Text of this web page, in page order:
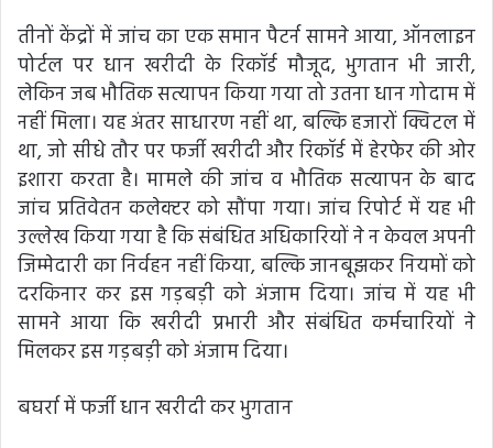
तीनों केंद्रों में जांच का एक समान पैटर्न सामने आया, ऑनलाइन
पोर्टल पर धान खरीदी के रिकॉर्ड मौजूद, भुगतान भी जारी,
लेकिन जब भौतिक सत्यापन किया गया तो उतना धान गोदाम में
नहीं मिला। यह अंतर साधारण नहीं था, बल्कि हजारों क्विटल में
था, जो सीधे तौर पर फर्जी खरीदी और रिकॉर्ड में हेरफेर की ओर
इशारा करता है। मामले की जांच व भौतिक सत्यापन के बाद
जांच प्रतिवेतन कलेक्टर को सौंपा गया। जांच रिपोर्ट में यह भी
उल्लेख किया गया है कि संबंधित अधिकारियों ने न केवल अपनी
जिम्मेदारी का निर्वहन नहीं किया, बल्कि जानबूझकर नियमों को
दरकिनार कर इस गड़बड़ी को अंजाम दिया। जांच में यह भी
सामने आया कि खरीदी प्रभारी और संबंधित कर्मचारियों ने
मिलकर इस गड़बड़ी को अंजाम दिया।
बघर्रा में फर्जी धान खरीदी कर भुगतान